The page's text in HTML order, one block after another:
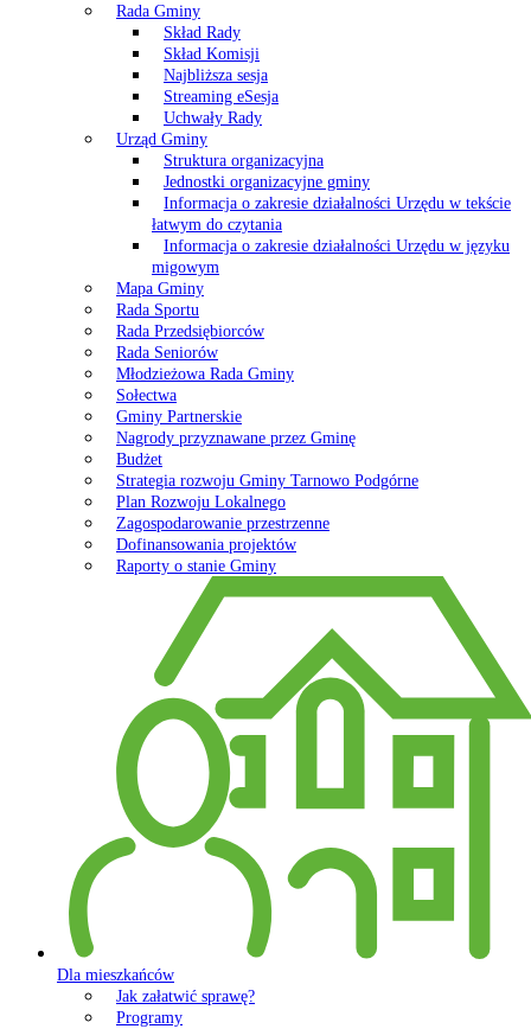
Rada Gminy
Skład Rady
Skład Komisji
Najbliższa sesja
Streaming eSesja
Uchwały Rady
Urząd Gminy
Struktura organizacyjna
Jednostki organizacyjne gminy
Informacja o zakresie działalności Urzędu w tekście
łatwym do czytania
Informacja o zakresie działalności Urzędu w języku
migowym
Mapa Gminy
Rada Sportu
Rada Przedsiębiorców
Rada Seniorów
Młodzieżowa Rada Gminy
Sołectwa
Gminy Partnerskie
Nagrody przyznawane przez Gminę
Budżet
Strategia rozwoju Gminy Tarnowo Podgórne
Plan Rozwoju Lokalnego
Zagospodarowanie przestrzenne
Dofinansowania projektów
Raporty o stanie Gminy
Dla mieszkańców
Jak załatwić sprawę?
Programy